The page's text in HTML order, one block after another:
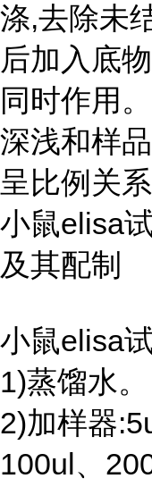
涤,去除未
后加入底
同时作用
深浅和样
呈比例关系
小鼠elisa
及其配制
小鼠elisa
1)蒸馏水。
2)加样器
100ul、